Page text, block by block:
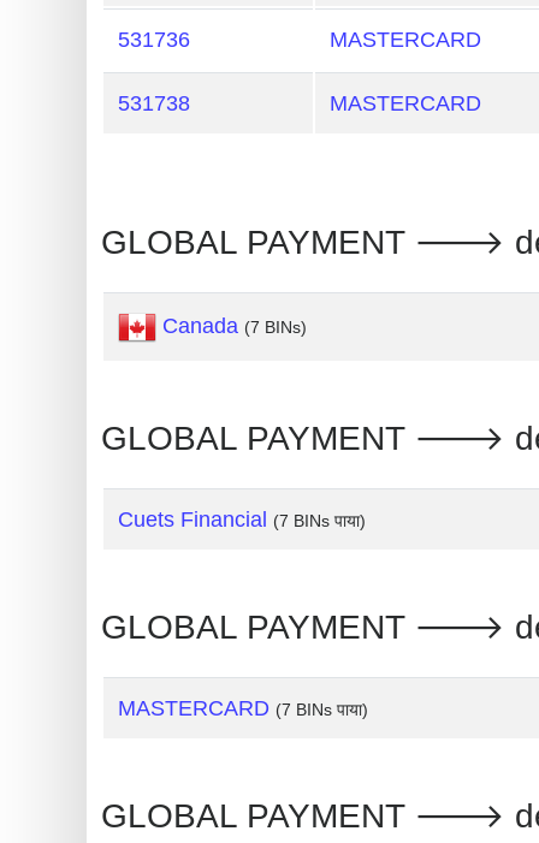
Generate
Credit
Card
Card
Service
My
IP
Address
Lookup
BIN
531736 MASTERCARD
531738 MASTERCARD
GLOBAL PAYMENT 🡒
Canada (7 BINs)
GLOBAL PAYMENT 🡒
Cuets Financial (7 BINs पाया)
GLOBAL PAYMENT 🡒
MASTERCARD (7 BINs पाया)
GLOBAL PAYMENT 🡒